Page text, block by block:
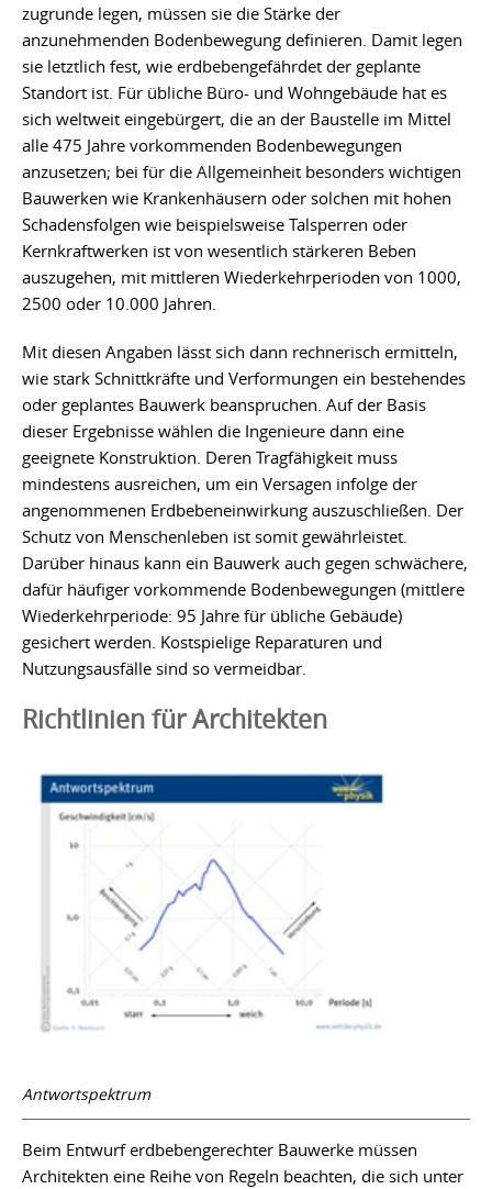
zugrunde legen, müssen sie die Stärke der
anzunehmenden Bodenbewegung definieren. Damit legen
sie letztlich fest, wie erdbebengefährdet der geplante
Standort ist. Für übliche Büro- und Wohngebäude hat es
sich weltweit eingebürgert, die an der Baustelle im Mittel
alle 475 Jahre vorkommenden Bodenbewegungen
anzusetzen; bei für die Allgemeinheit besonders wichtigen
Bauwerken wie Krankenhäusern oder solchen mit hohen
Schadensfolgen wie beispielsweise Talsperren oder
Kernkraftwerken ist von wesentlich stärkeren Beben
auszugehen, mit mittleren Wiederkehrperioden von 1000,
2500 oder 10.000 Jahren.
Mit diesen Angaben lässt sich dann rechnerisch ermitteln,
wie stark Schnittkräfte und Verformungen ein bestehendes
oder geplantes Bauwerk beanspruchen. Auf der Basis
dieser Ergebnisse wählen die Ingenieure dann eine
geeignete Konstruktion. Deren Tragfähigkeit muss
mindestens ausreichen, um ein Versagen infolge der
angenommenen Erdbebeneinwirkung auszuschließen. Der
Schutz von Menschenleben ist somit gewährleistet.
Darüber hinaus kann ein Bauwerk auch gegen schwächere,
dafür häufiger vorkommende Bodenbewegungen (mittlere
Wiederkehrperiode: 95 Jahre für übliche Gebäude)
gesichert werden. Kostspielige Reparaturen und
Nutzungsausfälle sind so vermeidbar.
Richtlinien für Architekten
Antwortspektrum
Beim Entwurf erdbebengerechter Bauwerke müssen
Architekten eine Reihe von Regeln beachten, die sich unter